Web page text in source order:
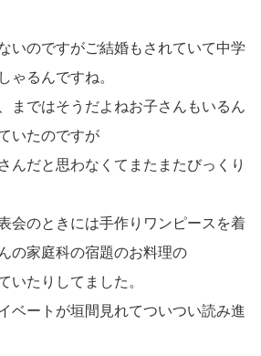
いのですがご結婚もされていて中学
ゃるんですね。
まではそうだよねお子さんもいるん
いたのですが
んだと思わなくてまたまたびっくり
会のときには手作りワンピースを着
の家庭科の宿題のお料理の
いたりしてました。
ベートが垣間見れてついつい読み進